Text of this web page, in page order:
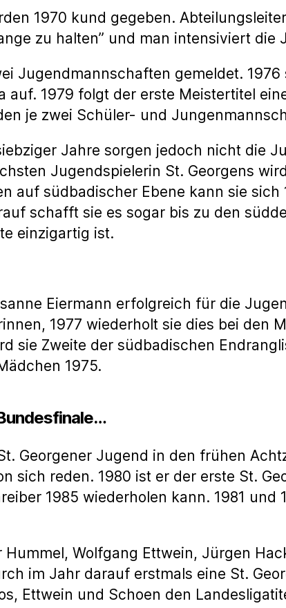
1970 kund gegeben.
zu halten” und man intensiviert die
Jugendmannschaften gemeldet.
auf. 1979 folgt der erste Meistertitel
je zwei Schüler- und
Jahre sorgen jedoch nicht die
Jugendspielerin St. Georgens
auf südbadischer Ebene kann sie
schafft sie es sogar bis zu den
einzigartig ist.
Eiermann erfolgreich für die
1977 wiederholt sie dies bei den
sie Zweite der südbadischen
1975.
Georgener Jugend in den frühen
sich reden. 1980 ist er der erste St.
1985 wiederholen kann. 1981
Hummel, Wolfgang Ettwein, Jürgen
im Jahr darauf erstmals eine St.
Ettwein und Schoen den